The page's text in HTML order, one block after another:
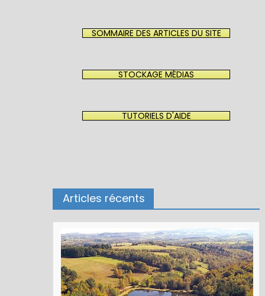
SOMMAIRE DES ARTICLES DU SITE
STOCKAGE MÉDIAS
TUTORIELS D'AIDE
Articles récents